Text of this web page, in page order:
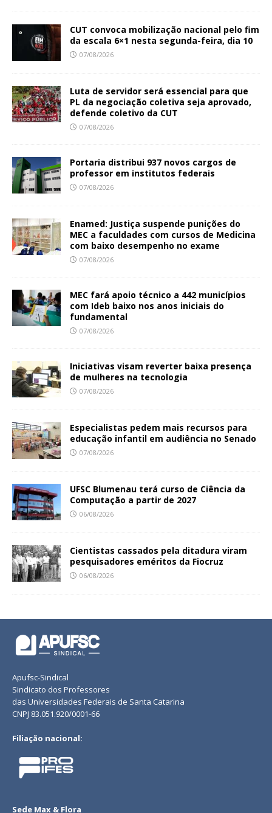
CUT convoca mobilização nacional pelo fim
da escala 6×1 nesta segunda-feira, dia 10
07/08/2026
Luta de servidor será essencial para que
PL da negociação coletiva seja aprovado,
defende coletivo da CUT
07/08/2026
Portaria distribui 937 novos cargos de
professor em institutos federais
07/08/2026
Enamed: Justiça suspende punições do
MEC a faculdades com cursos de Medicina
com baixo desempenho no exame
07/08/2026
MEC fará apoio técnico a 442 municípios
com Ideb baixo nos anos iniciais do
fundamental
07/08/2026
Iniciativas visam reverter baixa presença
de mulheres na tecnologia
07/08/2026
Especialistas pedem mais recursos para
educação infantil em audiência no Senado
07/08/2026
UFSC Blumenau terá curso de Ciência da
Computação a partir de 2027
06/08/2026
Cientistas cassados pela ditadura viram
pesquisadores eméritos da Fiocruz
06/08/2026
Apufsc-Sindical
Sindicato dos Professores
das Universidades Federais de Santa Catarina
CNPJ 83.051.920/0001-66
Filiação nacional:
Sede Max & Flora